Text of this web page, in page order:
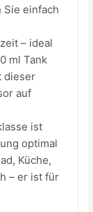
Sie einfach
– ideal
ml Tank
dieser
auf
ist
optimal
Küche,
– er ist für